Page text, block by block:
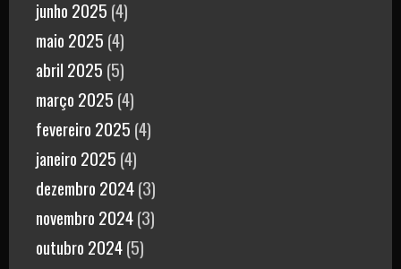
junho 2025 (4)
maio 2025 (4)
abril 2025 (5)
março 2025 (4)
fevereiro 2025 (4)
janeiro 2025 (4)
dezembro 2024(3)
novembro 2024(3)
outubro 2024(5)